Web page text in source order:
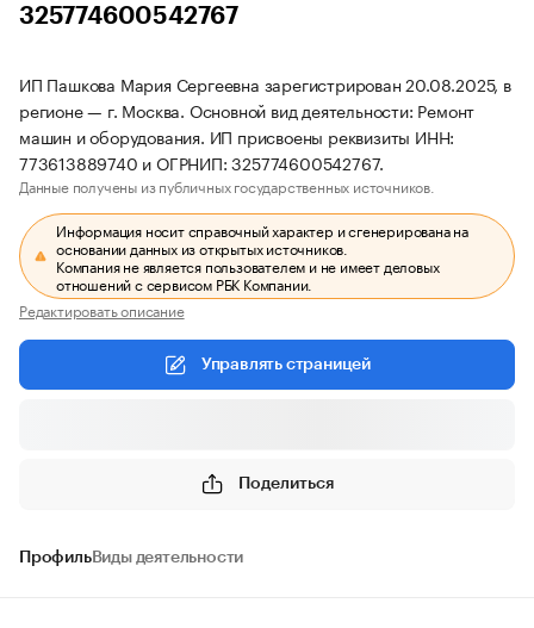
325774600542767
ИП Пашкова Мария Сергеевна зарегистрирован 20.08.2025, в
регионе — г. Москва. Основной вид деятельности: Ремонт
машин и оборудования. ИП присвоены реквизиты ИНН:
773613889740 и ОГРНИП: 325774600542767.
Данные получены из публичных государственных источников.
Информация носит справочный характер и сгенерирована на
основании данных из открытых источников.
Компания не является пользователем и не имеет деловых
отношений с сервисом РБК Компании.
Редактировать описание
Управлять страницей
Поделиться
ПрофильВиды деятельности